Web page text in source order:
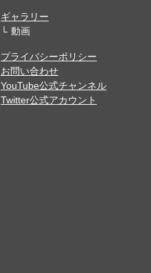
ギャラリー
動画
プライバシーポリシー
お問い合わせ
YouTube公式チャンネル
Twitter公式アカウント